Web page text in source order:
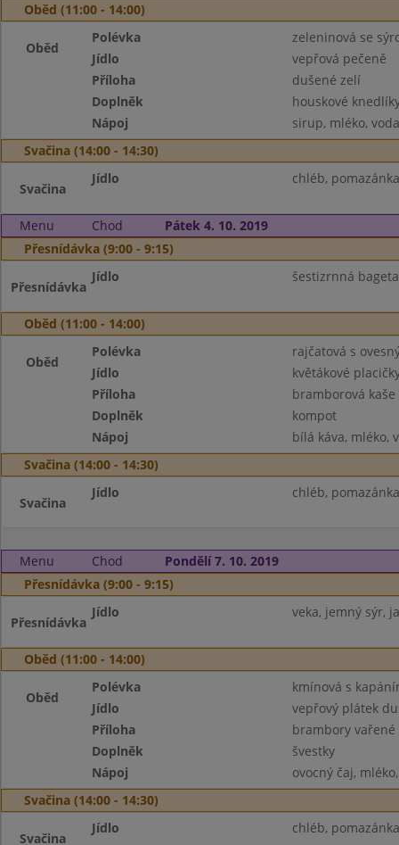
Oběd (11:00 - 14:00)
Oběd
Polévka
zeleninová se
Jídlo
vepřová pečeně
Příloha
dušené zelí
Doplněk
houskové
Nápoj
sirup, mléko, voda
Svačina (14:00 - 14:30)
Svačina
Jídlo chléb,
Menu Chod
Pátek 4. 10. 2019
Přesnídávka (9:00 - 9:15)
Přesnídávka
Jídlo šestizrnná
Oběd (11:00 - 14:00)
Oběd
Polévka
rajčatová s
Jídlo
květákové
Příloha
bramborová kaše
Doplněk
kompot
Nápoj
bílá káva, mléko,
Svačina (14:00 - 14:30)
Svačina
Jídlo chléb,
Menu Chod
Pondělí 7. 10. 2019
Přesnídávka (9:00 - 9:15)
Přesnídávka
Jídlo veka, jemný sýr,
Oběd (11:00 - 14:00)
Oběd
Polévka
kmínová s
Jídlo
vepřový plátek
Příloha
brambory vařené
Doplněk
švestky
Nápoj
ovocný čaj,
Svačina (14:00 - 14:30)
Svačina
Jídlo chléb,